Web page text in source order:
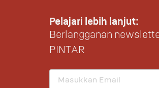
Pelajari lebih lanjut:
Berlangganan
PINTAR